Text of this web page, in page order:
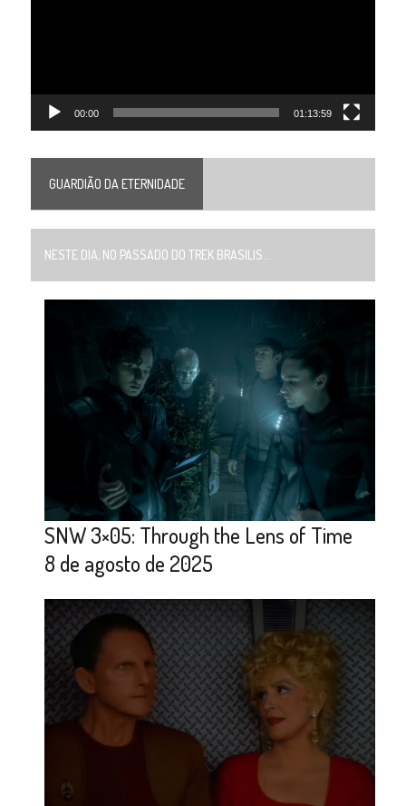
00:00 01:13:59
GUARDIÃO DA ETERNIDADE
NESTE DIA, NO PASSADO DO TREK BRASILIS...
SNW 3×05: Through the Lens of Time
8 de agosto de 2025